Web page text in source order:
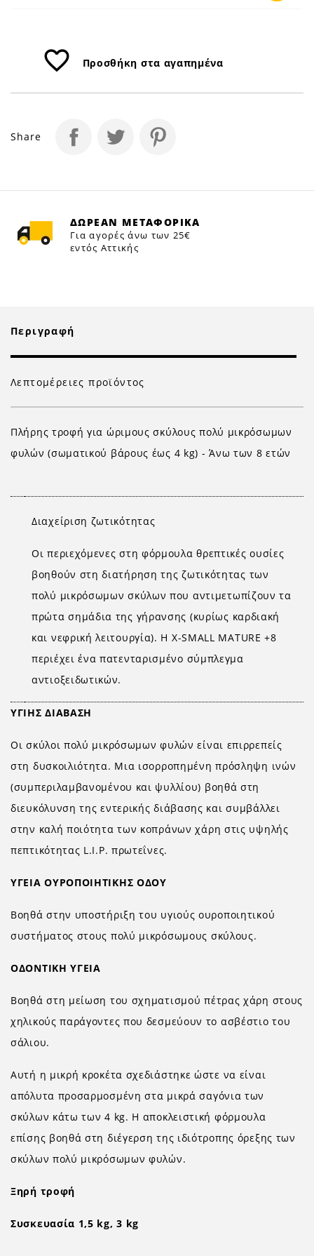
favorite_border Προσθήκη στα αγαπημένα
Share
ΔΩΡΕΑΝ ΜΕΤΑΦΟΡΙΚΑ
Για αγορές άνω των 25€
εντός Αττικής
Περιγραφή
Λεπτομέρειες προϊόντος
Πλήρης τροφή για ώριμους σκύλους πολύ μικρόσωμων
φυλών (σωματικού βάρους έως 4 kg) - Άνω των 8 ετών
Διαχείριση ζωτικότητας
Οι περιεχόμενες στη φόρμουλα θρεπτικές ουσίες
βοηθούν στη διατήρηση της ζωτικότητας των
πολύ μικρόσωμων σκύλων που αντιμετωπίζουν τα
πρώτα σημάδια της γήρανσης (κυρίως καρδιακή
και νεφρική λειτουργία). Η X-SMALL MATURE +8
περιέχει ένα πατενταρισμένο σύμπλεγμα
αντιοξειδωτικών.
ΥΓΙΗΣ ΔΙΑΒΑΣΗ
Οι σκύλοι πολύ μικρόσωμων φυλών είναι επιρρεπείς
στη δυσκοιλιότητα. Μια ισορροπημένη πρόσληψη ινών
(συμπεριλαμβανομένου και ψυλλίου) βοηθά στη
διευκόλυνση της εντερικής διάβασης και συμβάλλει
στην καλή ποιότητα των κοπράνων χάρη στις υψηλής
πεπτικότητας L.I.P. πρωτεΐνες.
ΥΓΕΙΑ ΟΥΡΟΠΟΙΗΤΙΚΗΣ ΟΔΟΥ
Βοηθά στην υποστήριξη του υγιούς ουροποιητικού
συστήματος στους πολύ μικρόσωμους σκύλους.
ΟΔΟΝΤΙΚΗ ΥΓΕΙΑ
Βοηθά στη μείωση του σχηματισμού πέτρας χάρη στους
χηλικούς παράγοντες που δεσμεύουν το ασβέστιο του
σάλιου.
Αυτή η μικρή κροκέτα σχεδιάστηκε ώστε να είναι
απόλυτα προσαρμοσμένη στα μικρά σαγόνια των
σκύλων κάτω των 4 kg. Η αποκλειστική φόρμουλα
επίσης βοηθά στη διέγερση της ιδιότροπης όρεξης των
σκύλων πολύ μικρόσωμων φυλών.
Ξηρή τροφή
Συσκευασία 1,5 kg, 3 kg